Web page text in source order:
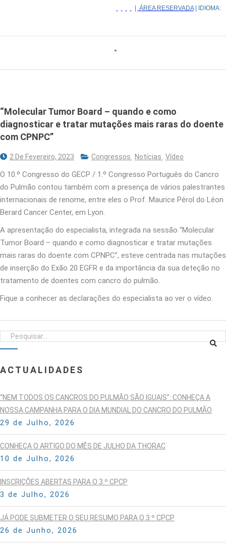
ÁREA RESERVADA| IDIOMA:
“Molecular Tumor Board – quando e como
diagnosticar e tratar mutações mais raras do doente
com CPNPC”
2 De Fevereiro, 2023 Congressos Notícias Vídeo
O 10.º Congresso do GECP / 1.º Congresso Português do Cancro
do Pulmão contou também com a presença de vários palestrantes
internacionais de renome, entre eles o Prof. Maurice Pérol do Léon
Berard Cancer Center, em Lyon.
A apresentação do especialista, integrada na sessão “Molecular
Tumor Board – quando e como diagnosticar e tratar mutações
mais raras do doente com CPNPC”, esteve centrada nas mutações
de inserção do Exão 20 EGFR e da importância da sua deteção no
tratamento de doentes com cancro do pulmão.
Fique a conhecer as declarações do especialista ao ver o vídeo.
ACTUALIDADES
“NEM TODOS OS CANCROS DO PULMÃO SÃO IGUAIS”: CONHEÇA A
NOSSA CAMPANHA PARA O DIA MUNDIAL DO CANCRO DO PULMÃO
29 de Julho, 2026
CONHEÇA O ARTIGO DO MÊS DE JULHO DA THORAC
10 de Julho, 2026
INSCRIÇÕES ABERTAS PARA O 3.º CPCP
3 de Julho, 2026
JÁ PODE SUBMETER O SEU RESUMO PARA O 3.º CPCP
26 de Junho, 2026